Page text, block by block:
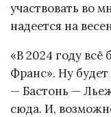
участвовать во
надеется на
«В 2024 году всё
Франс». Ну
— Бастонь —
сюда. И,